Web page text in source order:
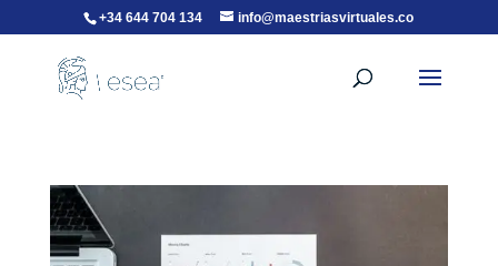
+34 644 704 134 info@maestriasvirtuales.co